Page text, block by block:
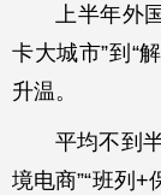
上半年外
卡大城市”到“
升温。
平均不到
境电商”“班列+